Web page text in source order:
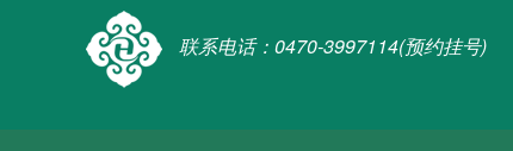
联系电话：0470-3997114(预约挂号)